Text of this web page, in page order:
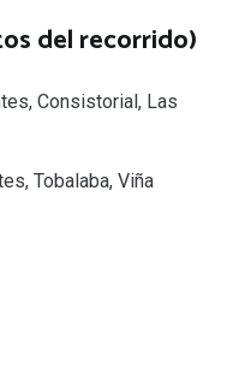
del recorrido)
Consistorial, Las
Tobalaba, Viña